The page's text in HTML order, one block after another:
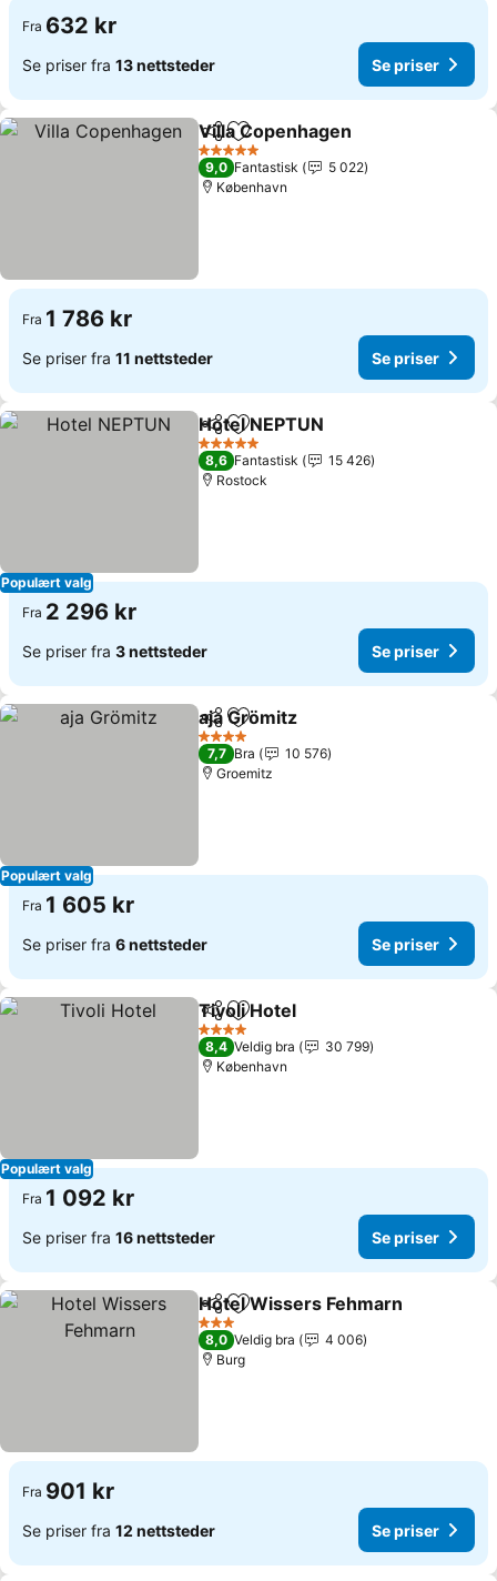
Fra 632 kr
Se priser fra 13 nettsteder Se priser
Del Legg til i favoritter
Villa Copenhagen
5 Stjerner
9,0 Fantastisk
5 022
København
Fra 1 786 kr
Se priser fra 11 nettsteder Se priser
Populært valg
Del Legg til i favoritter
Hotel NEPTUN
5 Stjerner
8,6 Fantastisk
15 426
Rostock
Fra 2 296 kr
Se priser fra 3 nettsteder Se priser
Populært valg
Del Legg til i favoritter
aja Grömitz
4 Stjerner
7,7 Bra
10 576
Groemitz
Fra 1 605 kr
Se priser fra 6 nettsteder Se priser
Populært valg
Del Legg til i favoritter
Tivoli Hotel
4 Stjerner
8,4 Veldig bra
30 799
København
Fra 1 092 kr
Se priser fra 16 nettsteder Se priser
Del Legg til i favoritter
Hotel Wissers Fehmarn
3 Stjerner
8,0 Veldig bra
4 006
Burg
Fra 901 kr
Se priser fra 12 nettsteder Se priser